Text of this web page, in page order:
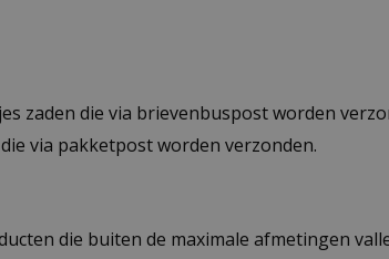
zaden die via brievenbuspost worden
via pakketpost worden verzonden.
die buiten de maximale afmetingen